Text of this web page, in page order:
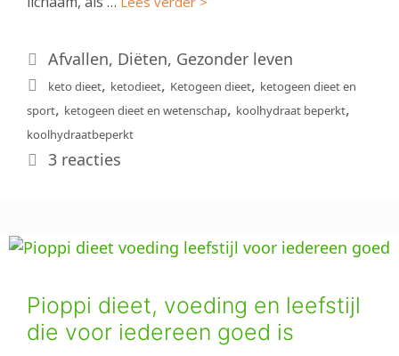
Categorieën
Afvallen, Diëten, Gezonder leven
Tags
keto dieet, ketodieet, Ketogeen dieet, ketogeen dieet en
sport, ketogeen dieet en wetenschap, koolhydraat beperkt,
koolhydraatbeperkt
3 reacties
Pioppi dieet, voeding en leefstijl
die voor iedereen goed is